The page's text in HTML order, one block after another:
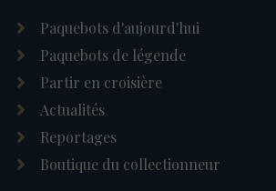
Paquebots d'aujourd'hui
Paquebots de légende
Partir en croisière
Actualités
Reportages
Boutique du collectionneur